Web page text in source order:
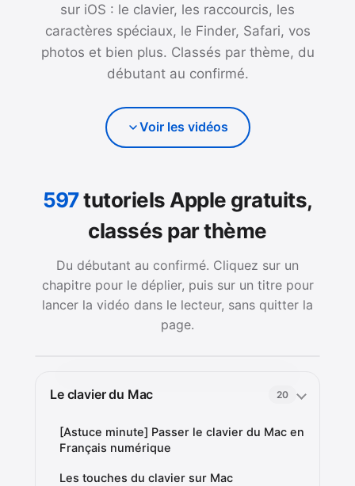
sur iOS : le clavier, les raccourcis, les
caractères spéciaux, le Finder, Safari, vos
photos et bien plus. Classés par thème, du
débutant au confirmé.
Voir les vidéos
597tutoriels Apple gratuits,
classés par thème
Du débutant au confirmé. Cliquez sur un
chapitre pour le déplier, puis sur un titre pour
lancer la vidéo dans le lecteur, sans quitter la
page.
Le clavier du Mac 20
[Astuce minute] Passer le clavier du Mac en
Français numérique
Les touches du clavier sur Mac